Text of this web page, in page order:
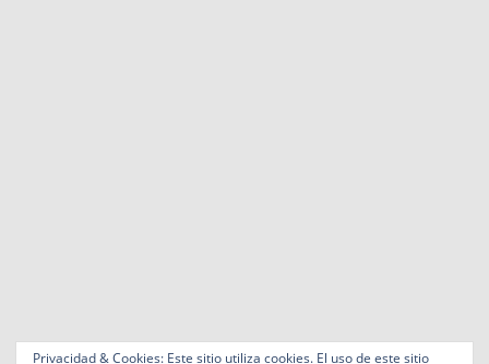
Privacidad & Cookies: Este sitio utiliza cookies. El uso de este sitio